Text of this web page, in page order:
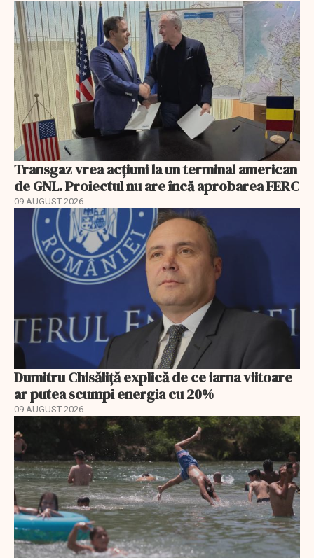
Transgaz vrea acțiuni la un terminal american
de GNL. Proiectul nu are încă aprobarea FERC
09 AUGUST 2026
Dumitru Chisăliță explică de ce iarna viitoare
ar putea scumpi energia cu 20%
09 AUGUST 2026